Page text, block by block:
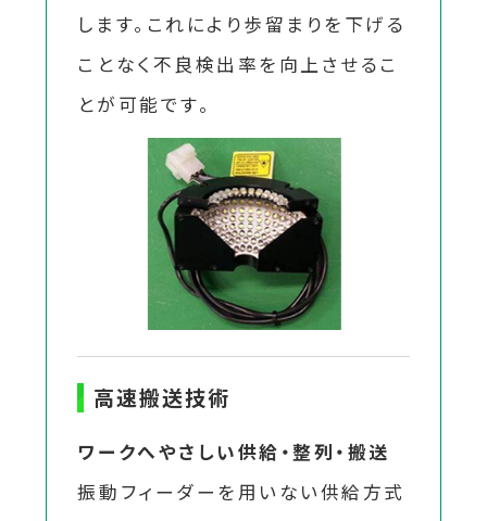
します。これにより歩留まりを下げる
ことなく不良検出率を向上させるこ
とが可能です。
高速搬送技術
ワークへやさしい供給・整列・搬送
振動フィーダーを用いない供給方式